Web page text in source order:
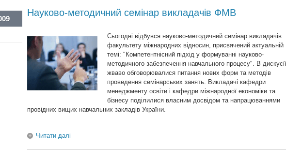
Науково-методичний семінар викладачів ФМВ
Сьогодні відбувся науково-методичний семінар викладачів
факультету міжнародних відносин, присвячений актуальній
темі: "Компетентнісний підхід у формуванні науково-
методичного забезпечення навчального процесу". В дискусії
жваво обговорювалися питання нових форм та методів
проведення семінарських занять. Викладачі кафедри
менеджменту освіти і кафедри міжнародної економіки та
бізнесу поділилися власним досвідом та напрацюваннями
провідних вищих навчальних закладів України.
Читати далі